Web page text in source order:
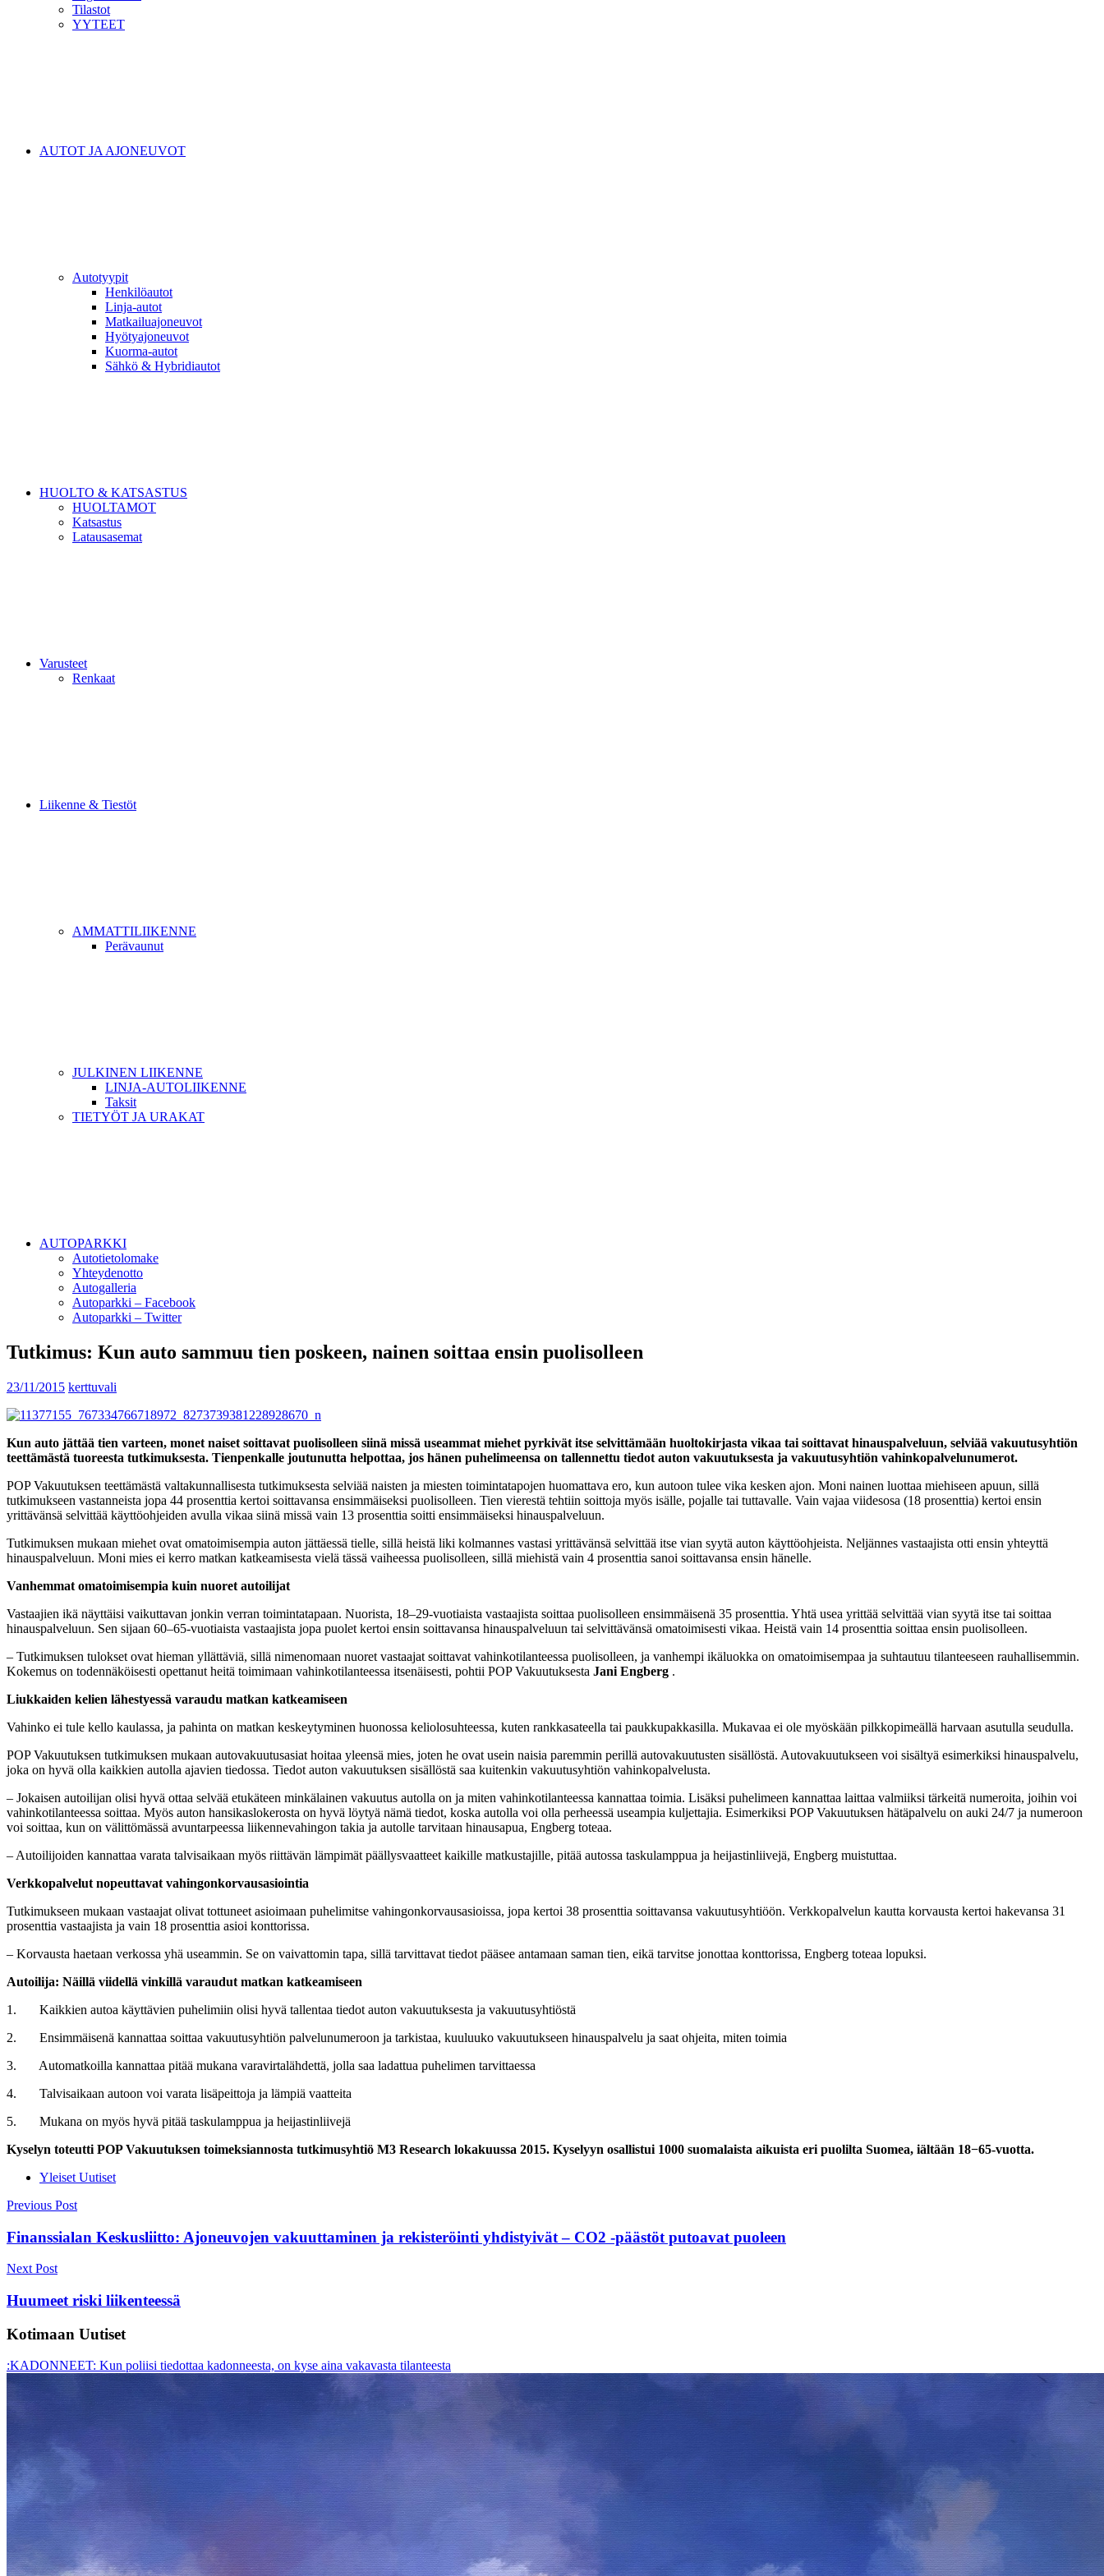
Tilastot
YYTEET
AUTOT JA AJONEUVOT
Autotyypit
Henkilöautot
Linja-autot
Matkailuajoneuvot
Hyötyajoneuvot
Kuorma-autot
Sähkö & Hybridiautot
HUOLTO & KATSASTUS
HUOLTAMOT
Katsastus
Latausasemat
Varusteet
Renkaat
Liikenne & Tiestöt
AMMATTILIIKENNE
Perävaunut
JULKINEN LIIKENNE
LINJA-AUTOLIIKENNE
Taksit
TIETYÖT JA URAKAT
AUTOPARKKI
Autotietolomake
Yhteydenotto
Autogalleria
Autoparkki – Facebook
Autoparkki – Twitter
Tutkimus: Kun auto sammuu tien poskeen, nainen soittaa ensin puolisolleen
23/11/2015 kerttuvali
Kun auto jättää tien varteen, monet naiset soittavat puolisolleen siinä missä useammat miehet pyrkivät itse selvittämään huoltokirjasta vikaa tai soittavat hinauspalveluun, selviää vakuutusyhtiön
teettämästä tuoreesta tutkimuksesta. Tienpenkalle joutunutta helpottaa, jos hänen puhelimeensa on tallennettu tiedot auton vakuutuksesta ja vakuutusyhtiön vahinkopalvelunumerot.
POP Vakuutuksen teettämästä valtakunnallisesta tutkimuksesta selviää naisten ja miesten toimintatapojen huomattava ero, kun autoon tulee vika kesken ajon. Moni nainen luottaa miehiseen apuun, sillä
tutkimukseen vastanneista jopa 44 prosenttia kertoi soittavansa ensimmäiseksi puolisolleen. Tien vierestä tehtiin soittoja myös isälle, pojalle tai tuttavalle. Vain vajaa viidesosa (18 prosenttia) kertoi ensin
yrittävänsä selvittää käyttöohjeiden avulla vikaa siinä missä vain 13 prosenttia soitti ensimmäiseksi hinauspalveluun.
Tutkimuksen mukaan miehet ovat omatoimisempia auton jättäessä tielle, sillä heistä liki kolmannes vastasi yrittävänsä selvittää itse vian syytä auton käyttöohjeista. Neljännes vastaajista otti ensin yhteyttä
hinauspalveluun. Moni mies ei kerro matkan katkeamisesta vielä tässä vaiheessa puolisolleen, sillä miehistä vain 4 prosenttia sanoi soittavansa ensin hänelle.
Vanhemmat omatoimisempia kuin nuoret autoilijat
Vastaajien ikä näyttäisi vaikuttavan jonkin verran toimintatapaan. Nuorista, 18–29-vuotiaista vastaajista soittaa puolisolleen ensimmäisenä 35 prosenttia. Yhtä usea yrittää selvittää vian syytä itse tai soittaa
hinauspalveluun. Sen sijaan 60–65-vuotiaista vastaajista jopa puolet kertoi ensin soittavansa hinauspalveluun tai selvittävänsä omatoimisesti vikaa. Heistä vain 14 prosenttia soittaa ensin puolisolleen.
‒ Tutkimuksen tulokset ovat hieman yllättäviä, sillä nimenomaan nuoret vastaajat soittavat vahinkotilanteessa puolisolleen, ja vanhempi ikäluokka on omatoimisempaa ja suhtautuu tilanteeseen rauhallisemmin.
Kokemus on todennäköisesti opettanut heitä toimimaan vahinkotilanteessa itsenäisesti, pohtii POP Vakuutuksesta Jani Engberg .
Liukkaiden kelien lähestyessä varaudu matkan katkeamiseen
Vahinko ei tule kello kaulassa, ja pahinta on matkan keskeytyminen huonossa keliolosuhteessa, kuten rankkasateella tai paukkupakkasilla. Mukavaa ei ole myöskään pilkkopimeällä harvaan asutulla seudulla.
POP Vakuutuksen tutkimuksen mukaan autovakuutusasiat hoitaa yleensä mies, joten he ovat usein naisia paremmin perillä autovakuutusten sisällöstä. Autovakuutukseen voi sisältyä esimerkiksi hinauspalvelu,
joka on hyvä olla kaikkien autolla ajavien tiedossa. Tiedot auton vakuutuksen sisällöstä saa kuitenkin vakuutusyhtiön vahinkopalvelusta.
‒ Jokaisen autoilijan olisi hyvä ottaa selvää etukäteen minkälainen vakuutus autolla on ja miten vahinkotilanteessa kannattaa toimia. Lisäksi puhelimeen kannattaa laittaa valmiiksi tärkeitä numeroita, joihin voi
vahinkotilanteessa soittaa. Myös auton hansikaslokerosta on hyvä löytyä nämä tiedot, koska autolla voi olla perheessä useampia kuljettajia. Esimerkiksi POP Vakuutuksen hätäpalvelu on auki 24/7 ja numeroon
voi soittaa, kun on välittömässä avuntarpeessa liikennevahingon takia ja autolle tarvitaan hinausapua, Engberg toteaa.
‒ Autoilijoiden kannattaa varata talvisaikaan myös riittävän lämpimät päällysvaatteet kaikille matkustajille, pitää autossa taskulamppua ja heijastinliivejä, Engberg muistuttaa.
Verkkopalvelut nopeuttavat vahingonkorvausasiointia
Tutkimukseen mukaan vastaajat olivat tottuneet asioimaan puhelimitse vahingonkorvausasioissa, jopa kertoi 38 prosenttia soittavansa vakuutusyhtiöön. Verkkopalvelun kautta korvausta kertoi hakevansa 31
prosenttia vastaajista ja vain 18 prosenttia asioi konttorissa.
‒ Korvausta haetaan verkossa yhä useammin. Se on vaivattomin tapa, sillä tarvittavat tiedot pääsee antamaan saman tien, eikä tarvitse jonottaa konttorissa, Engberg toteaa lopuksi.
Autoilija: Näillä viidellä vinkillä varaudut matkan katkeamiseen
1. Kaikkien autoa käyttävien puhelimiin olisi hyvä tallentaa tiedot auton vakuutuksesta ja vakuutusyhtiöstä
2. Ensimmäisenä kannattaa soittaa vakuutusyhtiön palvelunumeroon ja tarkistaa, kuuluuko vakuutukseen hinauspalvelu ja saat ohjeita, miten toimia
3. Automatkoilla kannattaa pitää mukana varavirtalähdettä, jolla saa ladattua puhelimen tarvittaessa
4. Talvisaikaan autoon voi varata lisäpeittoja ja lämpiä vaatteita
5. Mukana on myös hyvä pitää taskulamppua ja heijastinliivejä
Kyselyn toteutti POP Vakuutuksen toimeksiannosta tutkimusyhtiö M3 Research lokakuussa 2015. Kyselyyn osallistui 1000 suomalaista aikuista eri puolilta Suomea, iältään 18−65-vuotta.
Yleiset Uutiset
Post
navigation
Previous Post
Finanssialan Keskusliitto: Ajoneuvojen vakuuttaminen ja rekisteröinti yhdistyivät – CO2 -päästöt putoavat puoleen
Next Post
Huumeet riski liikenteessä
Kotimaan Uutiset
:KADONNEET: Kun poliisi tiedottaa kadonneesta, on kyse aina vakavasta tilanteesta